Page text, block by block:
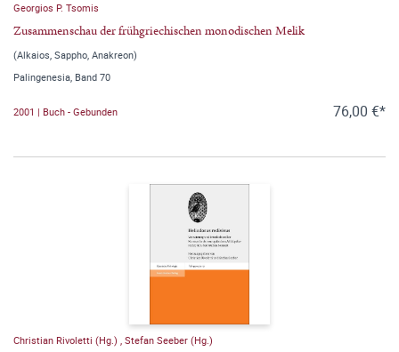
Georgios P. Tsomis
Zusammenschau der frühgriechischen monodischen Melik
(Alkaios, Sappho, Anakreon)
Palingenesia, Band 70
2001 | Buch - Gebunden 76,00 €*
Christian Rivoletti (Hg.) , Stefan Seeber (Hg.)